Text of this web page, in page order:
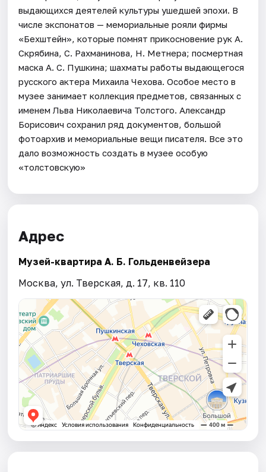
выдающихся деятелей культуры ушедшей эпохи. В
числе экспонатов — мемориальные рояли фирмы
«Бехштейн», которые помнят прикосновение рук А.
Скрябина, С. Рахманинова, Н. Метнера; посмертная
маска А. С. Пушкина; шахматы работы выдающегося
русского актера Михаила Чехова. Особое место в
музее занимает коллекция предметов, связанных с
именем Льва Николаевича Толстого. Александр
Борисович сохранил ряд документов, большой
фотоархив и мемориальные вещи писателя. Все это
дало возможность создать в музее особую
«толстовскую»
Адрес
Музей-квартира А. Б. Гольденвейзера
Москва, ул. Тверская, д. 17, кв. 110